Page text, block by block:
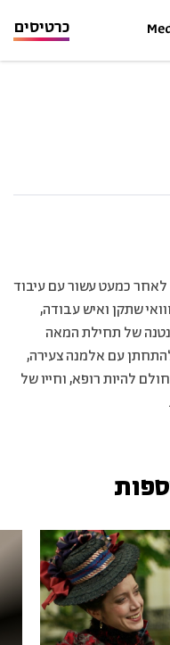
כרטיסים
לאחר כמעט עשור עם עיבוד
שתקן ואיש עבודה,
של תחילת המאה
עם אלמנה צעירה,
להיות רופא, וחייו של